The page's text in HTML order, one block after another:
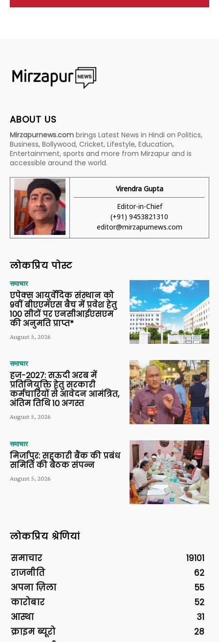
ABOUT US
Mirzapurnews.com brings Latest News in Hindi on Politics,
Business, Bollywood, Cricket, Lifestyle, Education,
Entertainment, sports and more from Mirzapur and is
accessible around the world.
Virendra Gupta
Editor-in-Chief
(+91) 9453821310
editor@mirzapurnews.com
लोकप्रिय पोस्ट
समाचार
एपेक्स आयुर्वेदिक संस्थान को
9वीं बीएएमएस बैच में प्रवेश हेतु
100 सीटों पर एनसीआईएसएम
की अनुमति प्राप्त*
August 5, 2026
समाचार
हज-2027: सऊदी अरब में
प्रतिनियुक्ति हेतु सरकारी
कर्मचारियों से आवेदन आमंत्रित,
अंतिम तिथि 10 अगस्त
August 5, 2026
समाचार
मिर्जापुर: सहकारी बैंक की प्रबंध
समिति की बैठक संपन्न
August 5, 2026
लोकप्रिय श्रेणियां
समाचार
19101
राजनीति
62
अपना ज़िला
55
कारोबार
52
आस्था
31
क्राइम ब्यूरो
28